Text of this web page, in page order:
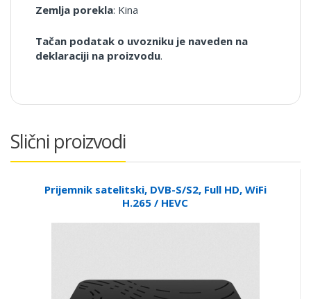
Zemlja porekla: Kina
Tačan podatak o uvozniku je naveden na
deklaraciji na proizvodu.
Slični proizvodi
Prijemnik satelitski, DVB-S/S2, Full HD, WiFi
H.265 / HEVC